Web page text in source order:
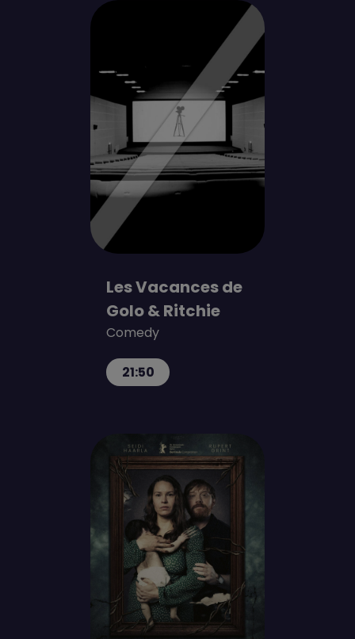
Les Vacances de
Golo & Ritchie
Comedy
21:50